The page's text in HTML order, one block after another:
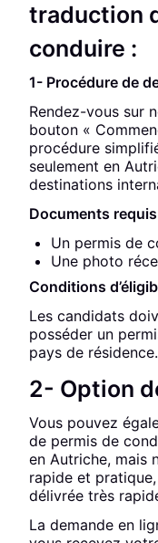
traduction
conduire :
1- Procédure de
Rendez-vous sur
bouton «
procédure
seulement en
destinations
Documents
Un permis de
Une photo
Conditions
Les candidats
posséder un
pays de résidence.
2- Option
Vous pouvez
de permis de
en Autriche, mais
rapide et
délivrée très
La demande en